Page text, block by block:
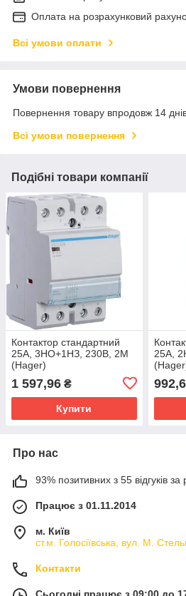
Оплата на розрахунковий
Всі умови оплати
Умови повернення
Повернення товару впродовж 14
Всі умови повернення
Подібні товари компанії
Контактор стандартний
25А, 3НО+1НЗ, 230В, 2М
(Hager)
1 597,96 ₴
Купити
25А,
Про нас
93% позитивних з 55 відгуків за
Працює з 01.11.2014
м. Київ
ст.м. Голосіївська, вул. М.
Контакти